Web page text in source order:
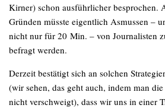
Kirner) schon ausführlicher besprochen.
Gründen müsste eigentlich Asmussen –
nicht nur für 20 Min. – von Journalisten
befragt werden.
Derzeit bestätigt sich an solchen
(wir sehen, das geht auch, indem man
nicht verschweigt), dass wir uns in einer